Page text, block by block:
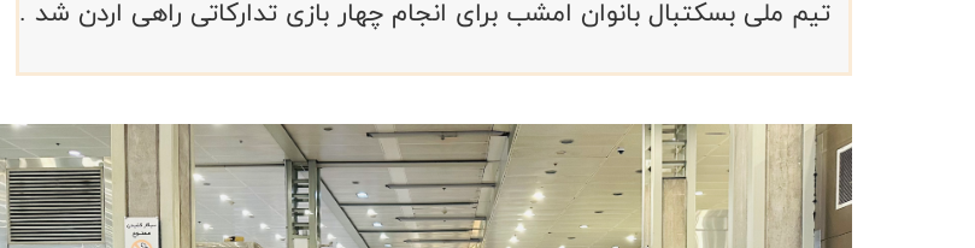
تیم ملی بسکتبال بانوان امشب برای انجام چهار بازی تدارکاتی راهی اردن شد .